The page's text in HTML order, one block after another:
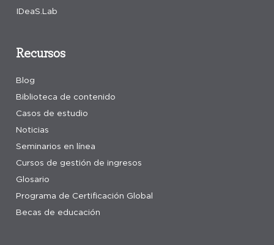
IDeaS.Lab
Recursos
Blog
Biblioteca de contenido
Casos de estudio
Noticias
Seminarios en línea
Cursos de gestión de ingresos
Glosario
Programa de Certificación Global
Becas de educación